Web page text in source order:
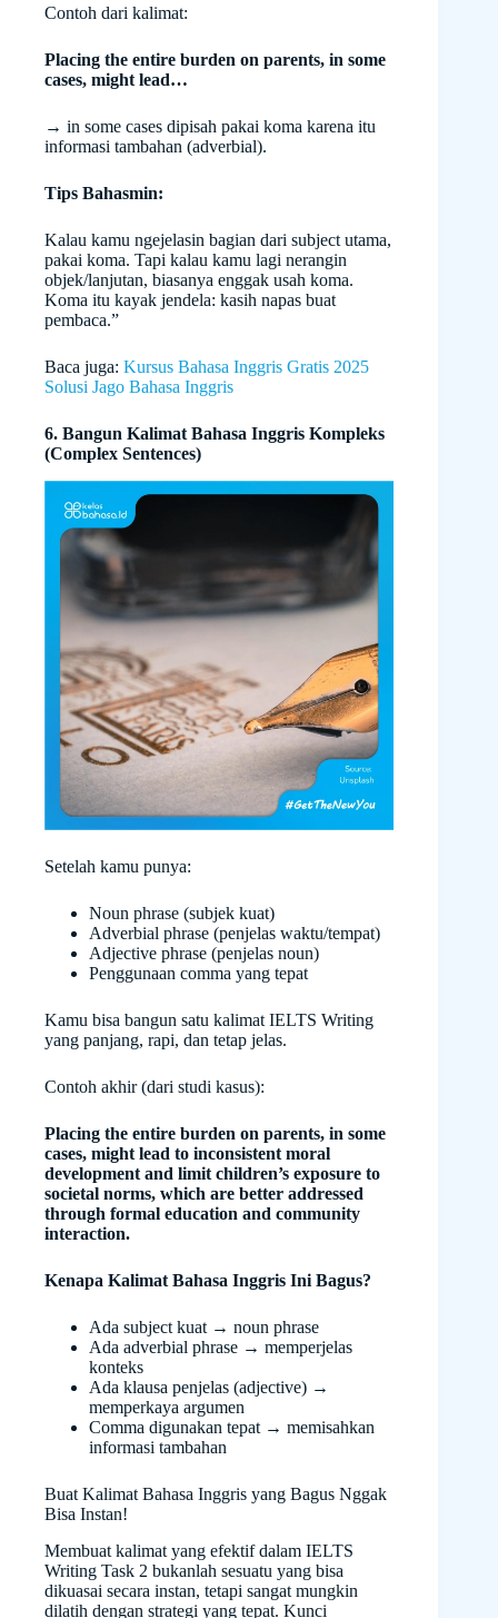
Contoh dari kalimat:
Placing the entire burden on parents, in some
cases, might lead…
→ in some cases dipisah pakai koma karena itu
informasi tambahan (adverbial).
Tips Bahasmin:
Kalau kamu ngejelasin bagian dari subject utama,
pakai koma. Tapi kalau kamu lagi nerangin
objek/lanjutan, biasanya enggak usah koma.
Koma itu kayak jendela: kasih napas buat
pembaca.”
Baca juga: Kursus Bahasa Inggris Gratis 2025
Solusi Jago Bahasa Inggris
6. Bangun Kalimat Bahasa Inggris Kompleks
(Complex Sentences)
Setelah kamu punya:
Noun phrase (subjek kuat)
Adverbial phrase (penjelas waktu/tempat)
Adjective phrase (penjelas noun)
Penggunaan comma yang tepat
Kamu bisa bangun satu kalimat IELTS Writing
yang panjang, rapi, dan tetap jelas.
Contoh akhir (dari studi kasus):
Placing the entire burden on parents, in some
cases, might lead to inconsistent moral
development and limit children’s exposure to
societal norms, which are better addressed
through formal education and community
interaction.
Kenapa Kalimat Bahasa Inggris Ini Bagus?
Ada subject kuat → noun phrase
Ada adverbial phrase → memperjelas
konteks
Ada klausa penjelas (adjective) →
memperkaya argumen
Comma digunakan tepat → memisahkan
informasi tambahan
Buat Kalimat Bahasa Inggris yang Bagus Nggak
Bisa Instan!
Membuat kalimat yang efektif dalam IELTS
Writing Task 2 bukanlah sesuatu yang bisa
dikuasai secara instan, tetapi sangat mungkin
dilatih dengan strategi yang tepat. Kunci